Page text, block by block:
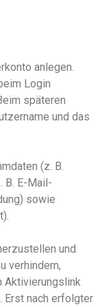
anlegen.
Login
späteren
und das
(z. B.
B. E-Mail-
sowie
und
verhindern,
Aktivierungslink
Erst nach erfolgter